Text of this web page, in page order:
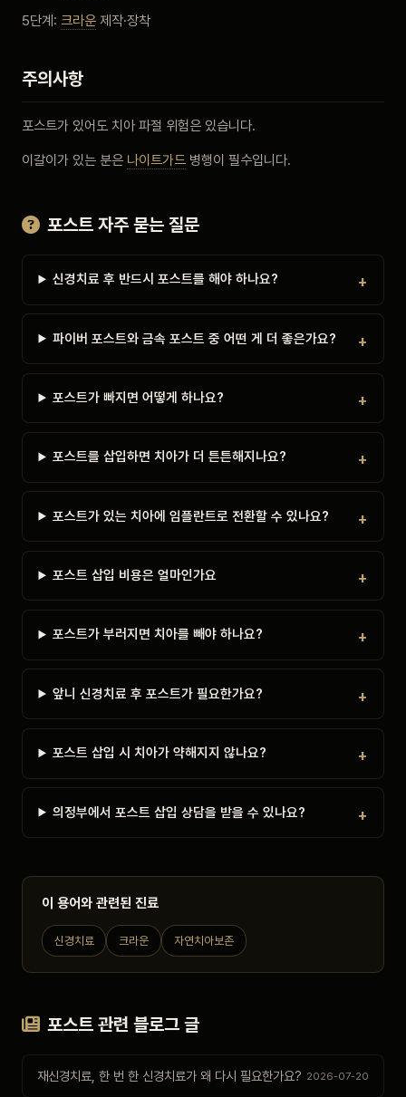
5단계: 크라운 제작·장착
주의사항
포스트가 있어도 치아 파절 위험은 있습니다.
이갈이가 있는 분은 나이트가드 병행이 필수입니다.
포스트 자주 묻는 질문
신경치료 후 반드시 포스트를 해야 하나요?
파이버 포스트와 금속 포스트 중 어떤 게 더 좋은가요?
포스트가 빠지면 어떻게 하나요?
포스트를 삽입하면 치아가 더 튼튼해지나요?
포스트가 있는 치아에 임플란트로 전환할 수 있나요?
포스트 삽입 비용은 얼마인가요
포스트가 부러지면 치아를 빼야 하나요?
앞니 신경치료 후 포스트가 필요한가요?
포스트 삽입 시 치아가 약해지지 않나요?
의정부에서 포스트 삽입 상담을 받을 수 있나요?
이 용어와 관련된 진료
신경치료 크라운 자연치아보존
포스트 관련 블로그 글
재신경치료, 한 번 한 신경치료가 왜 다시 필요한가요? 2026-07-20